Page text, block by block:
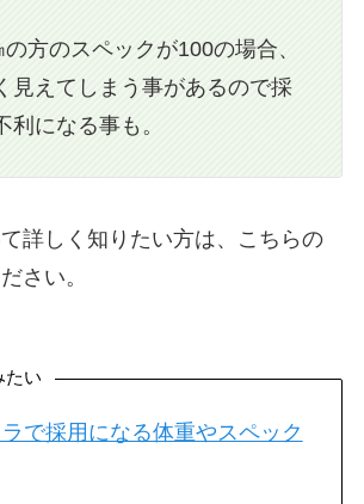
方のスペックが100の場合、
見えてしまう事があるので採
利になる事も。
詳しく知りたい方は、こちらの
さい。
たい
で採用になる体重やスペック